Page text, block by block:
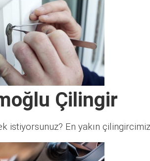
Çilingir
istiyorsunuz? En yakın